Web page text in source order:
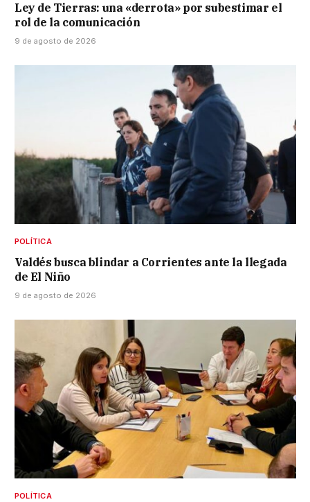
Ley de Tierras: una «derrota» por subestimar el
rol de la comunicación
9 de agosto de 2026
POLÍTICA
Valdés busca blindar a Corrientes ante la llegada
de El Niño
9 de agosto de 2026
POLÍTICA